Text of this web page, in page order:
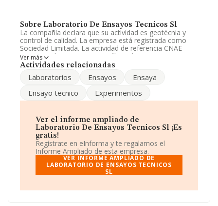
Sobre Laboratorio De Ensayos Tecnicos Sl
La compañía declara que su actividad es geotécnia y
control de calidad. La empresa está registrada como
Sociedad Limitada. La actividad de referencia CNAE
corresponde a 'Ensayos y análisis técnicos', cuyo
Código es 7120. La sociedad no tiene actividad en
existentes en la base de datos de INFORMA, el número
de empleados ha estado por encima de la media de
Dentro del ranking de empresas elaborado por
INFORMA, atendiendo a los niveles de facturación de la
sociedad, se destaca que: ha perdido hasta 1 puesto en
2025, pasando del puesto 91 al 92. Tienen mejor
posición las siguientes empresas del sector:Als
Laboratory Group S.L yGalaicontrol S.L; sin
embargo, por debajo de la compañía, están empresas
Limitada. Ha subido de posición en el ranking nacional,
Ver más
Actividades relacionadas
Laboratorios Ensayos
Ensaya
Ensayo tecnico
Experimentos
Ver el informe ampliado de
Laboratorio De Ensayos Tecnicos Sl ¡Es
gratis!
Regístrate en eInforma y te regalamos el
Informe Ampliado de esta empresa.
VER INFORME AMPLIADO DE
LABORATORIO DE ENSAYOS TECNICOS
SL